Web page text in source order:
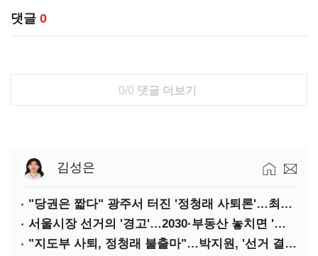
댓글 0
0/0 댓글 더보기
김성은
"당권은 짧다" 광주서 터진 '정청래 사퇴론'…최고위 '아수라장'
서울시장 선거의 '경고'…2030·부동산 놓치면 '총선도 대선도' 패배
"지도부 사퇴, 정청래 불출마"…박지원, '선거 결과 책임' 강조